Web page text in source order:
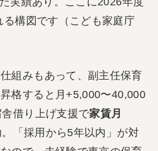
構図です（こども家庭庁
組みもあって、副主任保育
格すると月+5,000〜40,000
借り上げ支援で家賃月
。「採用から5年以内」が対